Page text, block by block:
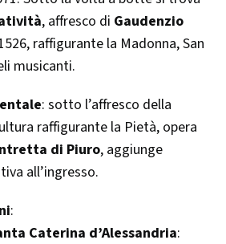
, affresco di Gaudenzio
raffigurante la Madonna, San
musicanti.
: sotto l’affresco della
raffigurante la Pietà, opera
di Piuro, aggiunge
all’ingresso.
:
Caterina d’Alessandria: